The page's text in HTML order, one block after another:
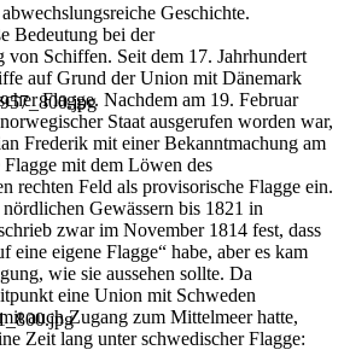
Geschichte.
Bedeutung bei der
von Schiffen. Seit dem 17. Jahrhundert
auf Grund der Union mit Dänemark
Flagge. Nachdem am 19. Februar
Staat ausgerufen worden war,
Frederik mit einer Bekanntmachung am
mit dem Löwen des
rechten Feld als provisorische Flagge ein.
Gewässern bis 1821 in
zwar im November 1814 fest, dass
eine eigene Flagge“ habe, aber es kam
wie sie aussehen sollte. Da
eine Union mit Schweden
auch Zugang zum Mittelmeer hatte,
Zeit lang unter schwedischer Flagge: